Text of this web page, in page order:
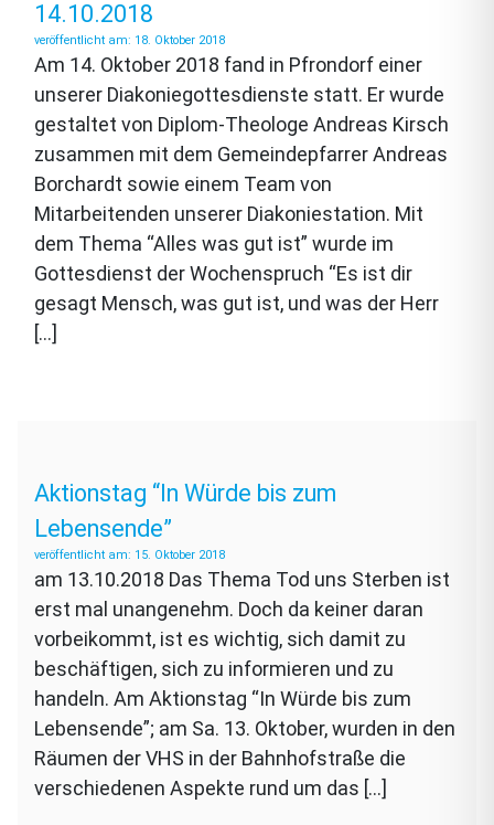
14.10.2018
18. Oktober 2018
Am 14. Oktober 2018 fand in Pfrondorf einer
unserer Diakoniegottesdienste statt. Er wurde
gestaltet von Diplom-Theologe Andreas Kirsch
zusammen mit dem Gemeindepfarrer Andreas
Borchardt sowie einem Team von
Mitarbeitenden unserer Diakoniestation. Mit
dem Thema “Alles was gut ist” wurde im
Gottesdienst der Wochenspruch “Es ist dir
gesagt Mensch, was gut ist, und was der Herr
[…]
Aktionstag “In Würde bis zum
Lebensende”
15. Oktober 2018
am 13.10.2018 Das Thema Tod uns Sterben ist
erst mal unangenehm. Doch da keiner daran
vorbeikommt, ist es wichtig, sich damit zu
beschäftigen, sich zu informieren und zu
handeln. Am Aktionstag “In Würde bis zum
Lebensende”; am Sa. 13. Oktober, wurden in den
Räumen der VHS in der Bahnhofstraße die
verschiedenen Aspekte rund um das […]